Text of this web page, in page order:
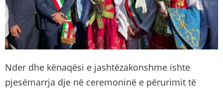
Nder dhe kënaqësi e jashtëzakonshme ishte
pjesëmarrja dje në ceremoninë e përurimit të